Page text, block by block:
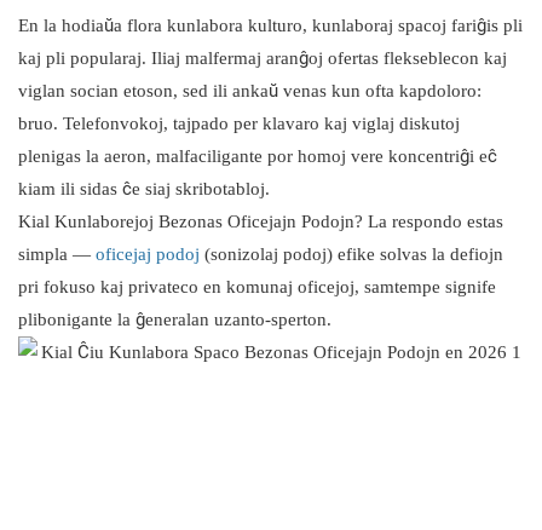
En la hodiaŭa flora kunlabora kulturo, kunlaboraj spacoj fariĝis pli
kaj pli popularaj. Iliaj malfermaj aranĝoj ofertas flekseblecon kaj
viglan socian etoson, sed ili ankaŭ venas kun ofta kapdoloro:
bruo. Telefonvokoj, tajpado per klavaro kaj viglaj diskutoj
plenigas la aeron, malfaciligante por homoj vere koncentriĝi eĉ
kiam ili sidas ĉe siaj skribotabloj.
Kial Kunlaborejoj Bezonas Oficejajn Podojn? La respondo estas
simpla — oficejaj podoj (sonizolaj podoj) efike solvas la defiojn
pri fokuso kaj privateco en komunaj oficejoj, samtempe signife
plibonigante la ĝeneralan uzanto-sperton.